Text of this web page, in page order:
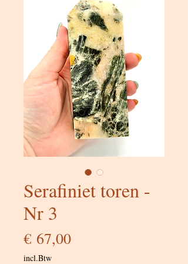
Serafiniet toren -
Nr 3
€ 67,00Prijs
incl.Btw